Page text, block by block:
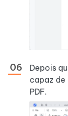
Depois
capaz de
PDF.